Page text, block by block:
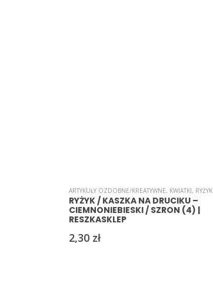
ARTYKUŁY OZDOBNE/KREATYWNE, KWIATKI, RYŻYK
RYŻYK / KASZKA NA DRUCIKU –
CIEMNONIEBIESKI / SZRON (4) |
RESZKASKLEP
2,30 zł